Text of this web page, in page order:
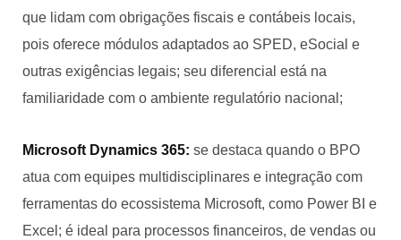
que lidam com obrigações fiscais e contábeis locais,
pois oferece módulos adaptados ao SPED, eSocial e
outras exigências legais; seu diferencial está na
familiaridade com o ambiente regulatório nacional;
Microsoft Dynamics 365: se destaca quando o BPO
atua com equipes multidisciplinares e integração com
ferramentas do ecossistema Microsoft, como Power BI e
Excel; é ideal para processos financeiros, de vendas ou